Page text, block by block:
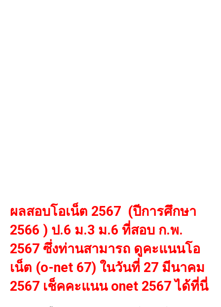
ผลสอบโอเน็ต 2567 (ปีการศึกษา
2566 ) ป.6 ม.3 ม.6 ที่สอบ ก.พ.
2567 ซึ่งท่านสามารถ ดูคะแนนโอ
เน็ต (o-net 67) ในวันที่ 27 มีนาคม
2567 เช็คคะแนน onet 2567 ได้ที่นี่